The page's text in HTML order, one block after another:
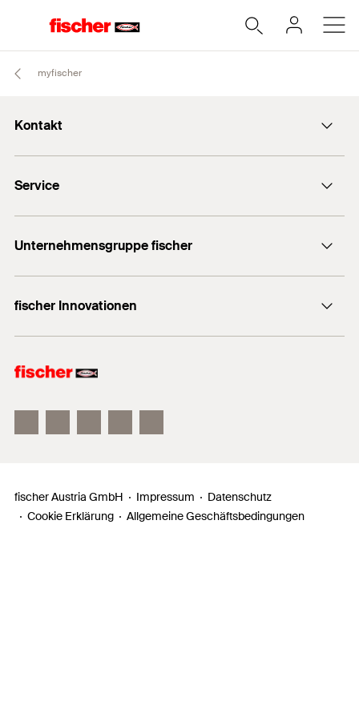
myfischer
Kontakt
Kontaktformular
+43 (0) 2252 53730-0
Service
Export
Händlersuche
Informationsmaterial
Unternehmensgruppe fischer
fischertechnik
fischer Innovationen
fischer FAZ II
fischer Austria GmbH Impressum
Datenschutz
Cookie Erklärung
Allgemeine Geschäftsbedingungen